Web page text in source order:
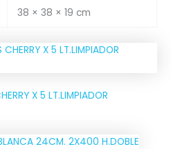
38 × 38 × 19 cm
X 5 LT.LIMPIADOR